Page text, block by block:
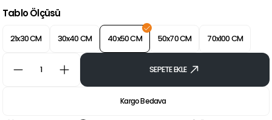
Tablo Ölçüsü
21x30 CM 30x40 CM 40x50 CM 50x70 CM 70x100 CM
SEPETE EKLE
Kargo Bedava